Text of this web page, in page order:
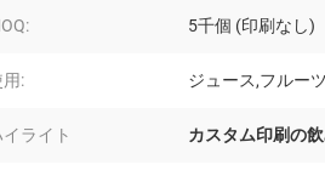
5千個 (印刷なし)
用: ジュース,フルー
ライト カスタム印刷の